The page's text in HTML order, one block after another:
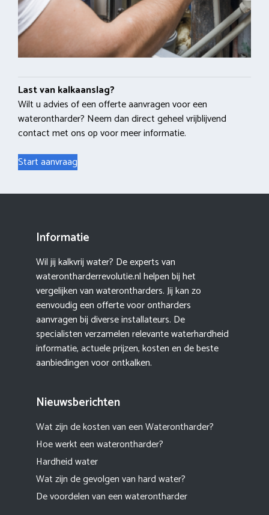
Last van kalkaanslag?
Wilt u advies of een offerte aanvragen voor een
waterontharder? Neem dan direct geheel vrijblijvend
contact met ons op voor meer informatie.
Start aanvraag
Informatie
Wil jij kalkvrij water? De experts van
waterontharderrevolutie.nl helpen bij het
vergelijken van waterontharders. Jij kan zo
eenvoudig een offerte voor ontharders
aanvragen bij diverse installateurs. De
specialisten verzamelen relevante waterhardheid
informatie, actuele prijzen, kosten en de beste
aanbiedingen voor ontkalken.
Nieuwsberichten
Wat zijn de kosten van een Waterontharder?
Hoe werkt een waterontharder?
Hardheid water
Wat zijn de gevolgen van hard water?
De voordelen van een waterontharder